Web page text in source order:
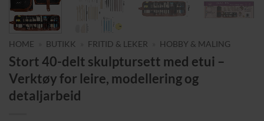
HOME BUTIKK FRITID & LEKER HOBBY & MALING
Stort 40-delt skulptursett med etui –
Verktøy for leire, modellering og
detaljarbeid